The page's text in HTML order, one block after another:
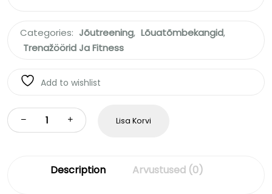
Categories: Jõutreening, Lõuatõmbekangid,
Trenažöörid Ja Fitness
Add to wishlist
Lisa Korvi
Description Arvustused (0)